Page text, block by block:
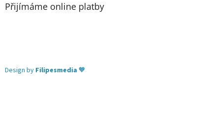
Přijímáme online platby
Design by Filipesmedia 🧡